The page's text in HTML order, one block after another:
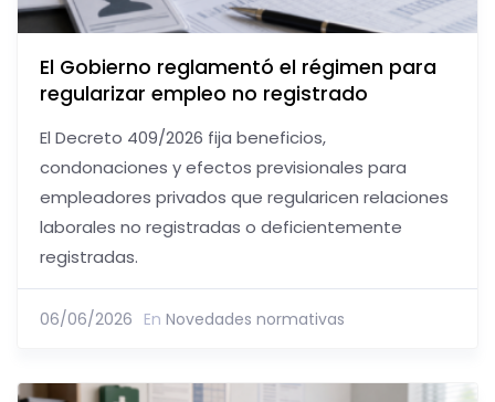
El Gobierno reglamentó el régimen para
regularizar empleo no registrado
El Decreto 409/2026 fija beneficios,
condonaciones y efectos previsionales para
empleadores privados que regularicen relaciones
laborales no registradas o deficientemente
registradas.
06/06/2026 En Novedades normativas